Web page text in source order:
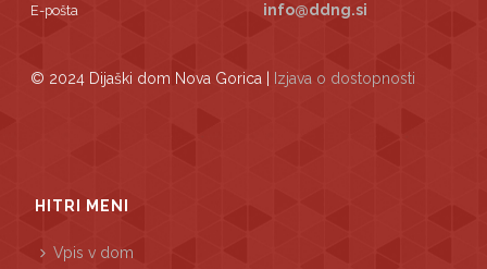
E-pošta info@ddng.si
© 2024 Dijaški dom Nova Gorica | Izjava o dostopnosti
HITRI MENI
Vpis v dom